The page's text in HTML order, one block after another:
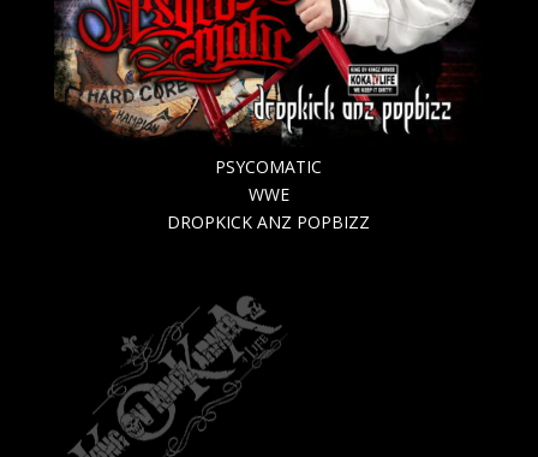
PSYCOMATIC
WWE
DROPKICK ANZ POPBIZZ